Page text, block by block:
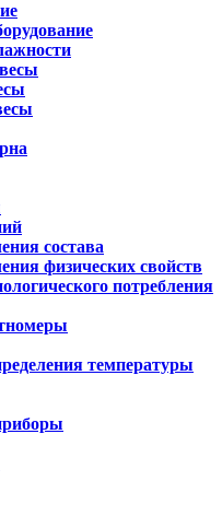
состава
физических свойств
потребления
температуры